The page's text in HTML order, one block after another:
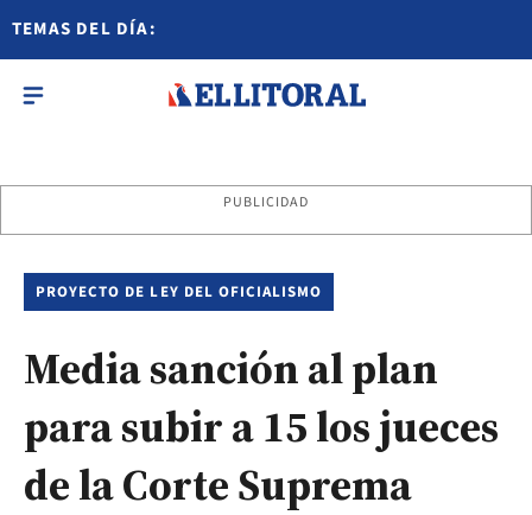
TEMAS DEL DÍA:
PUBLICIDAD
PROYECTO DE LEY DEL OFICIALISMO
Media sanción al plan
para subir a 15 los jueces
de la Corte Suprema